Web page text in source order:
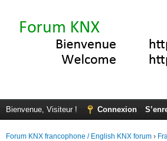
Bienvenue, Visiteur ! Connexion
Forum KNX francophone / English KNX forum ›